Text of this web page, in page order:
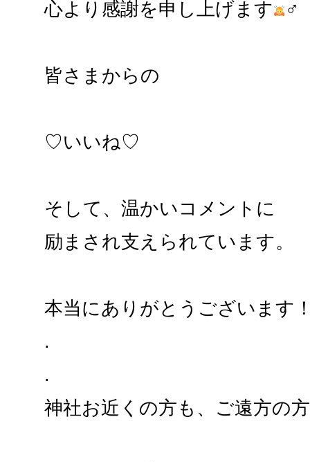
心より感謝を申し上げます ‍♂
皆さまからの
♡いいね♡
そして、温かいコメントに
励まされ支えられています。
本当にありがとうございます
.
.
神社お近くの方も、ご遠方の